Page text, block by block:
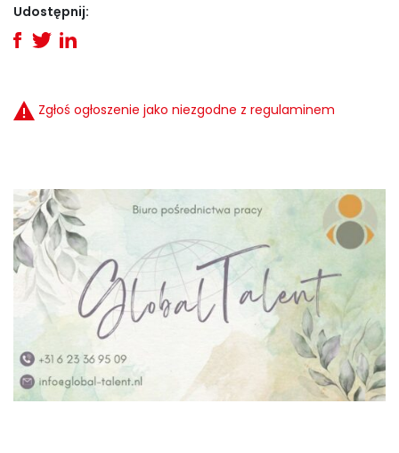
Udostępnij:
Zgłoś ogłoszenie jako niezgodne z regulaminem